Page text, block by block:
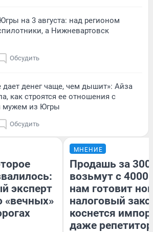
на 3 августа: над регионом
а Нижневартовск
Обсудить
денег чаще, чем дышит»: Айза
как строятся ее отношения с
из Югры
Обсудить
эксперт
«вечных»
МНЕНИЕ
Продашь за
возьмут с
нам готовит
налоговый
коснется
даже